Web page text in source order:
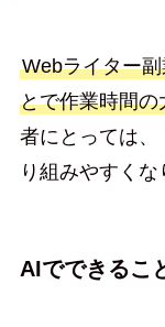
Webライター
とで作業時間
者にとっては、
り組みやすくな
AIでできるこ